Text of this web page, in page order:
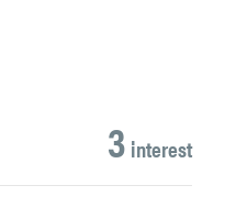
3 interest